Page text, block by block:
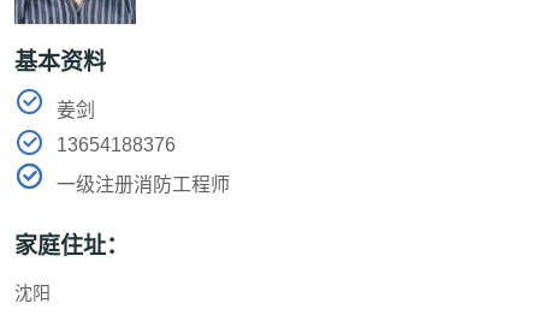
基本资料
姜剑
13654188376
一级注册消防工程师
家庭住址：
沈阳